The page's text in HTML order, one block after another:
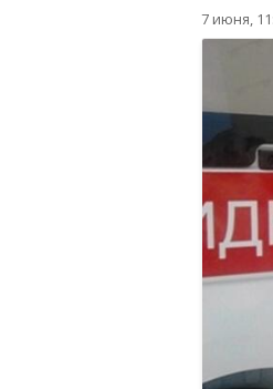
7 июня,